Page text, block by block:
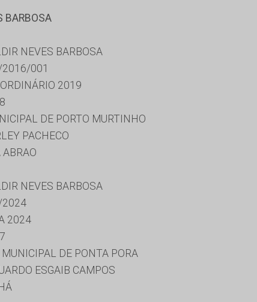
BARBOSA
NEVES BARBOSA
001
2019
DE PORTO MURTINHO
PACHECO
ABRAO
NEVES BARBOSA
2024
MUNICIPAL DE PONTA PORA
ESGAIB CAMPOS